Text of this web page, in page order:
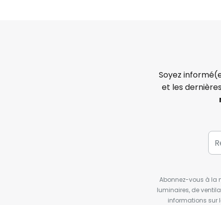
Soyez
et les
Abonnez-vous à la
luminaires, de
informations sur